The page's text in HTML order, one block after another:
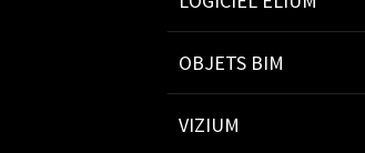
OBJETS BIM
VIZIUM